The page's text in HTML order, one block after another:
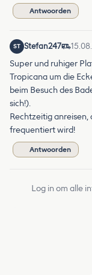
Antwoorden
ST Stefan247
Super und ruhiger
Tropicana um die
beim Besuch des
sich!).
Rechtzeitig
frequentiert wird!
Antwoorden
Log in om alle